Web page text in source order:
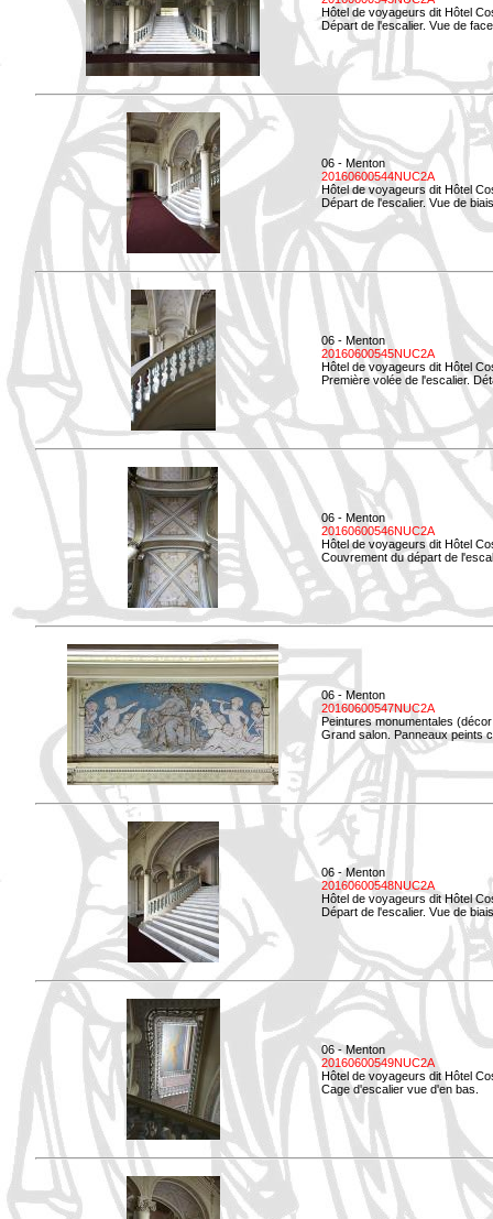
Hôtel de voyageurs dit Hôtel
Départ de l'escalier. Vue de
06 - Menton
20160600544NUC2A
Hôtel de voyageurs dit Hôtel
Départ de l'escalier. Vue de
06 - Menton
20160600545NUC2A
Hôtel de voyageurs dit Hôtel
Première volée de l'escalier.
06 - Menton
20160600546NUC2A
Hôtel de voyageurs dit Hôtel
Couvrement du départ de
06 - Menton
20160600547NUC2A
Peintures monumentales
Grand salon. Panneaux peints
06 - Menton
20160600548NUC2A
Hôtel de voyageurs dit Hôtel
Départ de l'escalier. Vue de
06 - Menton
20160600549NUC2A
Hôtel de voyageurs dit Hôtel
Cage d'escalier vue d'en bas.